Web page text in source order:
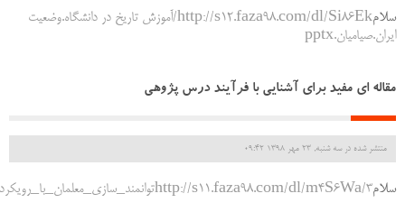
سلام
http://s12.faza98.com/dl/Si86Ek/آموزش تاریخ در دانشگاه.وضعیت
ایران.صیامیان.pptx
مقاله ای مفید برای آشنایی با فرآیند درس پژوهی
منتشر شده در سه شنبه, 23 مهر 1398 09:42
سلامhttp://s11.faza98.com/dl/m4S6Wa/3توانمند_سازی_معلمان_با_رویکرد_پژوهشی_2.pdf